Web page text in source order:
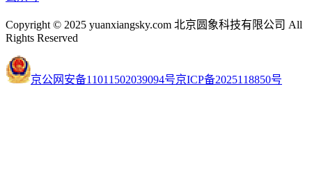
Copyright © 2025 yuanxiangsky.com 北京圆象科技有限公司 All
Rights Reserved
京公网安备11011502039094号京ICP备2025118850号